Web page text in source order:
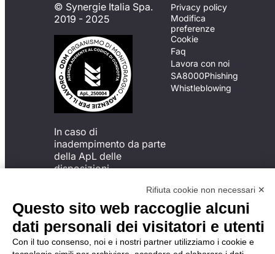
© Synergie Italia Spa.
2019 - 2025
In caso di
inadempimento da parte
della ApL delle
disposizioni
possibile presentare un
reclamo
all’Organismo di
Monitoraggio utilizzando
una delle modalità
Privacy policy
Modifica
preferenze
Cookie
Faq
Lavora con noi
SA8000Phishing
Whistleblowing
Rifiuta cookie non necessari ✕
Questo sito web raccoglie alcuni
dati personali dei visitatori e utenti
Con il tuo consenso, noi e i nostri partner utilizziamo i cookie e